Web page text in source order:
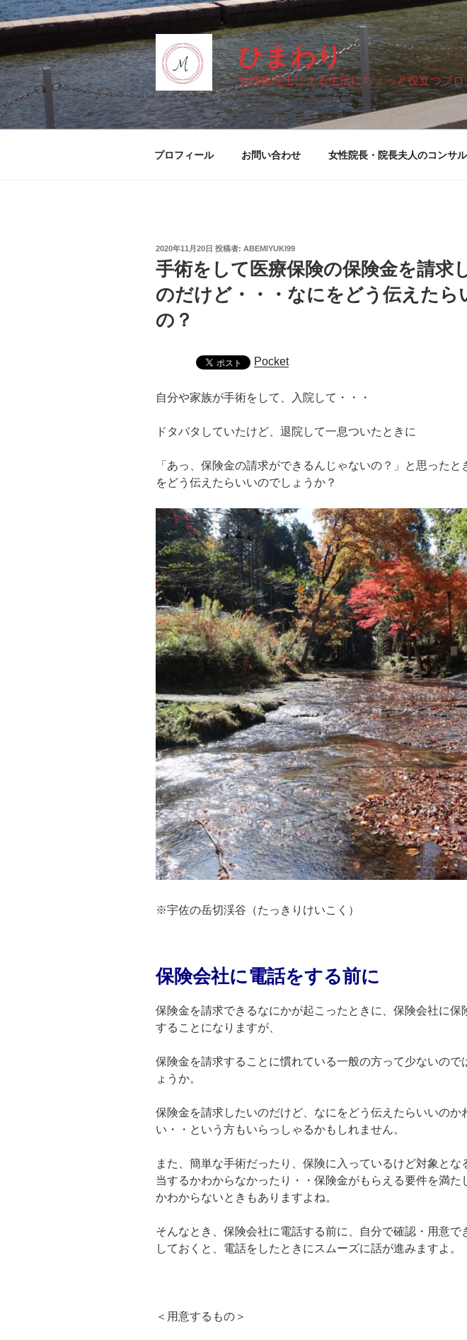
コ
ン
ン
ツ
へ
ス
キ
ひまわり
女性税理士による生活にちょっと役立つブロ
プロフィール お問い合わせ 女性院長・院長夫人のコンサ
投
稿
日:
2020年11月20日 投稿者: ABEMIYUKI99
手術をして医療保険の保険金を請求
のだけど・・・なにをどう伝えたら
の？
Pocket
自分や家族が手術をして、入院して・・・
ドタバタしていたけど、退院して一息ついたときに
「あっ、保険金の請求ができるんじゃないの？」と思ったと
をどう伝えたらいいのでしょうか？
※宇佐の岳切渓谷（たっきりけいこく）
保険会社に電話をする前に
保険金を請求できるなにかが起こったときに、保険会社に保
することになりますが、
保険金を請求することに慣れている一般の方って少ないので
ょうか。
保険金を請求したいのだけど、なにをどう伝えたらいいのか
い・・という方もいらっしゃるかもしれません。
また、簡単な手術だったり、保険に入っているけど対象とな
当するかわからなかったり・・保険金がもらえる要件を満た
かわからないときもありますよね。
そんなとき、保険会社に電話する前に、自分で確認・用意で
しておくと、電話をしたときにスムーズに話が進みますよ。
＜用意するもの＞